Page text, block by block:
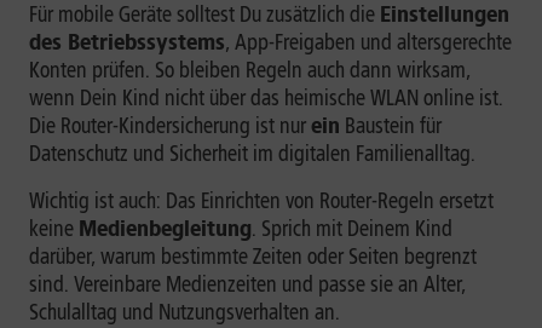
Für mobile Geräte solltest Du zusätzlich die Einstellungen
des Betriebssystems, App-Freigaben und altersgerechte
Konten prüfen. So bleiben Regeln auch dann wirksam,
wenn Dein Kind nicht über das heimische WLAN online ist.
Die Router-Kindersicherung ist nurein Baustein für
Datenschutz und Sicherheit im digitalen Familienalltag.
Wichtig ist auch: Das Einrichten von Router-Regeln ersetzt
keine Medienbegleitung. Sprich mit Deinem Kind
darüber, warum bestimmte Zeiten oder Seiten begrenzt
sind. Vereinbare Medienzeiten und passe sie an Alter,
Schulalltag und Nutzungsverhalten an.